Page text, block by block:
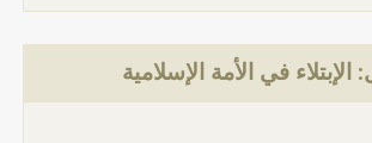
في الأمة الإسلامية